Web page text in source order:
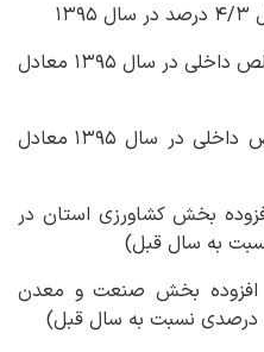
سرانه هر مازندرانی از تولید ناخالص داخلی در سال ۱۳۹۵ معادل
سرانه هر ایرانی از تولید ناخالص داخلی در سال ۱۳۹۵ معادل
افزوده بخش کشاورزی استان در
افزوده بخش صنعت و معدن